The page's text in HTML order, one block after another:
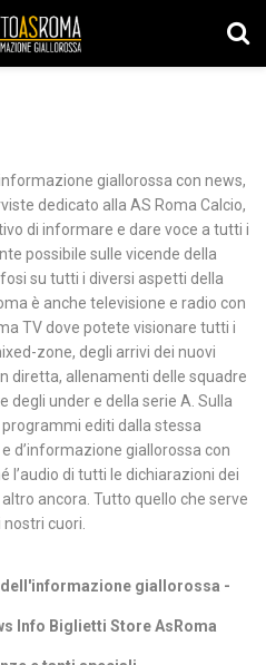
giallorossa con news,
dedicato alla AS Roma Calcio,
di informare e dare voce a tutti i
possibile sulle vicende della
su tutti i diversi aspetti della
è anche televisione e radio con
TV dove potete visionare tutti i
zone, degli arrivi dei nuovi
diretta, allenamenti delle squadre
under e della serie A. Sulla
editi dalla stessa
d’informazione giallorossa con
l’audio di tutti le dichiarazioni dei
ancora. Tutto quello che serve
cuori.
dell'informazione giallorossa -
Info Biglietti Store AsRoma